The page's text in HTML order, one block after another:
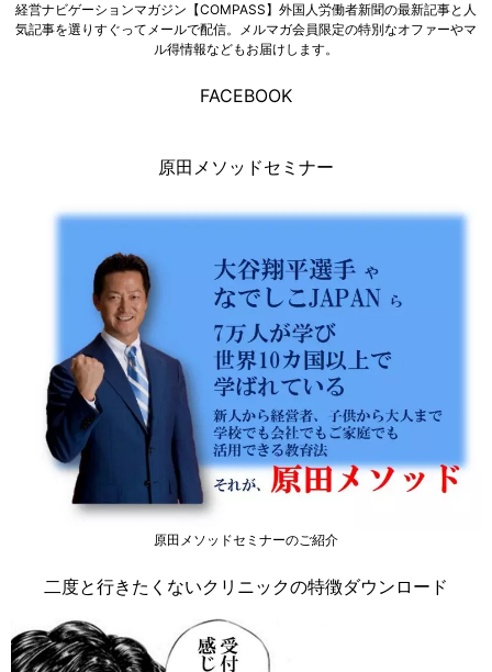
経営ナビゲーションマガジン【COMPASS】外国人労働者新聞の最新記事と人
気記事を選りすぐってメールで配信。メルマガ会員限定の特別なオファーやマ
ル得情報などもお届けします。
FACEBOOK
原田メソッドセミナー
原田メソッドセミナーのご紹介
二度と行きたくないクリニックの特徴ダウンロード